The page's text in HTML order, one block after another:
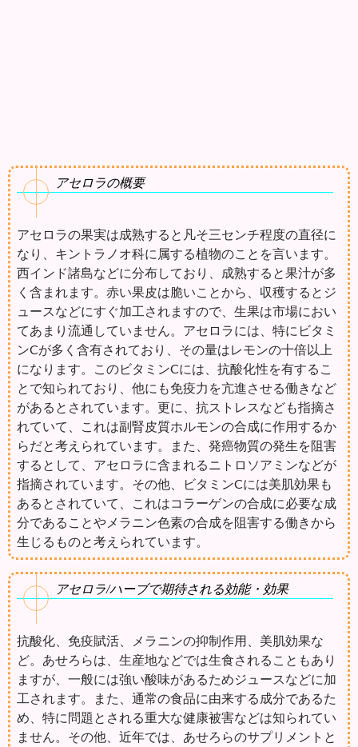
アセロラの概要
アセロラの果実は成熟すると凡そ三センチ程度の直径に
なり、キントラノオ科に属する植物のことを言います。
西インド諸島などに分布しており、成熟すると果汁が多
く含まれます。赤い果皮は脆いことから、収穫するとジ
ュースなどにすぐ加工されますので、生果は市場におい
てあまり流通していません。アセロラには、特にビタミ
ンCが多く含有されており、その量はレモンの十倍以上
になります。このビタミンCには、抗酸化性を有するこ
とで知られており、他にも免疫力を亢進させる働きなど
があるとされています。更に、抗ストレスなども指摘さ
れていて、これは副腎皮質ホルモンの合成に作用するか
らだと考えられています。また、発癌物質の発生を阻害
するとして、アセロラに含まれるニトロソアミンなどが
指摘されています。その他、ビタミンCには美肌効果も
あるとされていて、これはコラーゲンの合成に必要な成
分であることやメラニン色素の合成を阻害する働きから
生じるものと考えられています。
アセロラ/ハーブで期待される効能・効果
抗酸化、免疫賦活、メラニンの抑制作用、美肌効果な
ど。あせろらは、生産地などでは生食されることもあり
ますが、一般には強い酸味があるためジュースなどに加
工されます。また、通常の食品に由来する成分であるた
め、特に問題とされる重大な健康被害などは知られてい
ません。その他、近年では、あせろらのサプリメントと